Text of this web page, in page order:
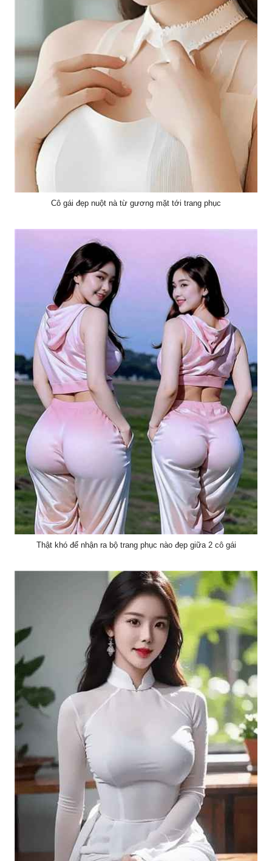
Cô gái đẹp nuột nà từ gương mặt tới trang phục
Thật khó để nhận ra bộ trang phục nào đẹp giữa 2 cô gái